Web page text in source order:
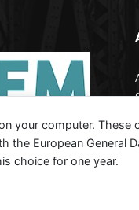
your computer. These
the European General
choice for one year.